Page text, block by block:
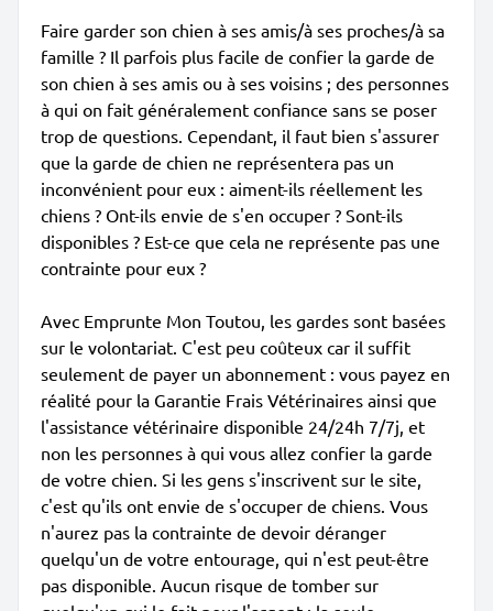
Faire garder son chien à ses amis/à ses proches/à sa
famille ? Il parfois plus facile de confier la garde de
son chien à ses amis ou à ses voisins ; des personnes
à qui on fait généralement confiance sans se poser
trop de questions. Cependant, il faut bien s'assurer
que la garde de chien ne représentera pas un
inconvénient pour eux : aiment-ils réellement les
chiens ? Ont-ils envie de s'en occuper ? Sont-ils
disponibles ? Est-ce que cela ne représente pas une
contrainte pour eux ?
Avec Emprunte Mon Toutou, les gardes sont basées
sur le volontariat. C'est peu coûteux car il suffit
seulement de payer un abonnement : vous payez en
réalité pour la Garantie Frais Vétérinaires ainsi que
l'assistance vétérinaire disponible 24/24h 7/7j, et
non les personnes à qui vous allez confier la garde
de votre chien. Si les gens s'inscrivent sur le site,
c'est qu'ils ont envie de s'occuper de chiens. Vous
n'aurez pas la contrainte de devoir déranger
quelqu'un de votre entourage, qui n'est peut-être
pas disponible. Aucun risque de tomber sur